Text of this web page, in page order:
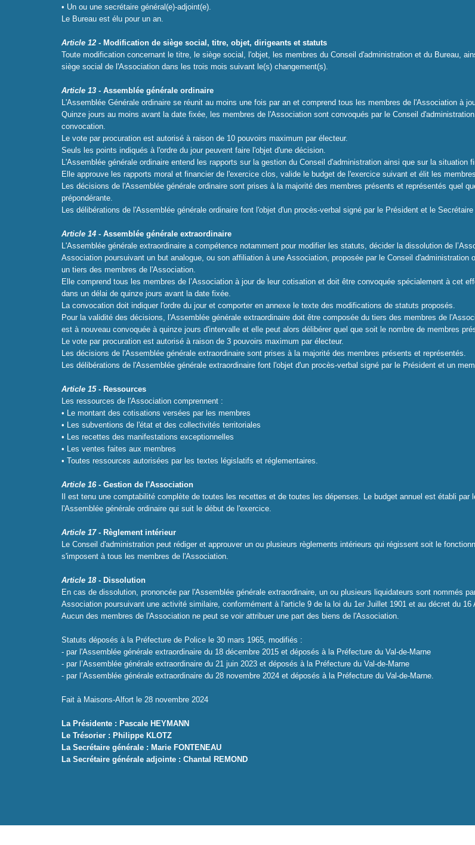
• Un ou une secrétaire général(e)-adjoint(e).
Le Bureau est élu pour un an.
Article 12- Modification de siège social, titre, objet, dirigeants et statuts
Toute modification concernant le titre, le siège social, l'objet, les membres du Conseil d'administration et du Bureau,
siège social de l'Asso­ciation dans les trois mois suivant le(s) changement(s).
Article 13 - Assemblée générale ordinaire
L'Assemblée Générale ordinaire se réunit au moins une fois par an et comprend tous les membres de l'Association à
Quinze jours au moins avant la date fixée, les membres de l'Association sont convoqués par le Conseil
convocation.
Le vote par procuration est autorisé à raison de 10 pouvoirs maximum par électeur.
Seuls les points indiqués à l'ordre du jour peuvent faire l'objet d'une décision.
L'Assemblée générale ordinaire entend les rapports sur la gestion du Conseil d'administration ainsi que sur la situation
Elle approuve les rapports moral et financier de l'exercice clos, valide le budget de l'exercice suivant et élit les
Les décisions de l'Assemblée générale ordinaire sont prises à la majorité des membres présents et repré­sentés quel
prépondérante.
Les délibérations de l'Assemblée générale ordinaire font l'objet d'un procès-verbal signé par le Président et le
Article 14- Assemblée générale extraordinaire
L'Assemblée générale extraordinaire a compétence notamment pour modifier les statuts, décider la dissolu­tion de
Association pour­suivant un but analogue, ou son affiliation à une Association, proposée par le Conseil d'administration
un tiers des membres de l'Association.
Elle comprend tous les membres de l’Association à jour de leur cotisation et doit être convoquée spéciale­ment à cet
dans un délai de quinze jours avant la date fixée.
La convocation doit indiquer l'ordre du jour et comporter en annexe le texte des modifications de statuts proposés.
Pour la validité des décisions, l'Assemblée générale extraordinaire doit être composée du tiers des membres de
est à nouveau convoquée à quinze jours d'intervalle et elle peut alors délibérer quel que soit le nombre de membres
Le vote par procuration est autorisé à raison de 3 pouvoirs maximum par électeur.
Les décisions de l'Assemblée générale extraordinaire sont prises à la majorité des membres présents et représentés.
Les délibérations de l'Assemblée générale extraordinaire font l'objet d'un procès-verbal signé par le Président et un
Article 15- Ressources
Les ressources de l'Association comprennent :
• Le montant des cotisations versées par les membres
• Les subventions de l'état et des collectivités territoriales
• Les recettes des manifestations exceptionnelles
• Les ventes faites aux membres
• Toutes ressources autorisées par les textes législatifs et réglementaires.
Article 16- Gestion de l'Association
Il est tenu une comptabilité complète de toutes les recettes et de toutes les dépenses. Le budget annuel est établi
l'Assemblée générale ordinaire qui suit le début de l'exercice.
Article 17- Règlement intérieur
Le Conseil d'administration peut rédiger et approuver un ou plusieurs règlements intérieurs qui régissent soit le
s'imposent à tous les membres de l'Association.
Article 18- Dissolution
En cas de dissolution, prononcée par l'Assemblée générale extraordinaire, un ou plusieurs liquidateurs sont nommés
Association poursuivant une activité similaire, conformément à l'article 9 de la loi du 1er Juillet 1901 et au décret du 16
Aucun des membres de l'Association ne peut se voir attribuer une part des biens de l'Association.
Statuts déposés à la Préfecture de Police le 30 mars 1965, modifiés :
- par l'Assemblée générale extraordinaire du 18 décembre 2015 et déposés à la Préfecture du Val-de-Marne
- par l’Assemblée générale extraordinaire du 21 juin 2023 et déposés à la Préfecture du Val-de-Marne
- par l’Assemblée générale extraordinaire du 28 novembre 2024 et déposés à la Préfecture du Val-de-Marne.
Fait à Maisons-Alfort le 28 novembre 2024
La Présidente : Pascale HEYMANN
Le Trésorier : Philippe KLOTZ
La Secrétaire générale : Marie FONTENEAU
La Secrétaire générale adjointe : Chantal REMOND